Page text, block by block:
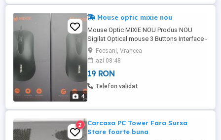
4
Mouse optic mixie nou
Mouse Optic MIXIE NOU Produs NOU
Sigilat Optical mouse 3 Buttons Interface -
USB Resolution - 1000DPI Sensor - Optical
Color - Black Poze reale Pret: 19 Lei
Focsani, Vrancea
azi 08:48
19 RON
Telefon validat
2
Carcasa PC Tower Fara Sursa
Stare foarte buna